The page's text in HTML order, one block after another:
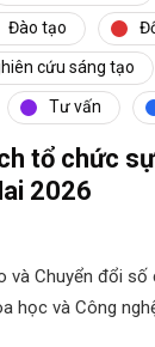
Đào tạo
cứu sáng tạo
Tư vấn
tổ chức
2026
và Chuyển đổi số
học và Công